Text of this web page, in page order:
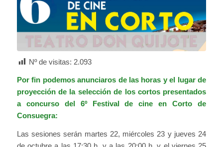
Nº de visitas: 2.093
Por fin podemos anunciaros de las horas y el lugar de
proyección de la selección de los cortos presentados
a concurso del 6º Festival de cine en Corto de
Consuegra:
Las sesiones serán martes 22, miércoles 23 y jueves 24